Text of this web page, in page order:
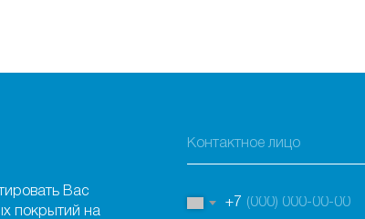
Вас
покрытий на
+7